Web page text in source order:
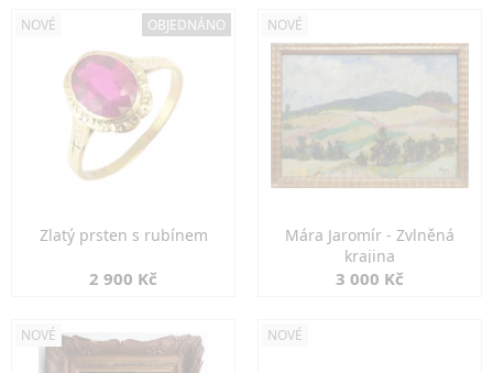
NOVÉ OBJEDNÁNO
Zlatý prsten s rubínem
2 900 Kč
NOVÉ
Mára Jaromír - Zvlněná
krajina
3 000 Kč
NOVÉ NOVÉ